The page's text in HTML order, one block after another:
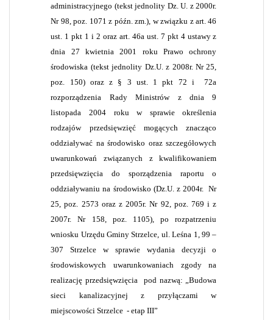
administracyjnego (tekst jednolity Dz. U. z 2000r.
Nr 98, poz. 1071 z późn. zm.), w związku z art. 46
ust. 1 pkt 1 i 2 oraz art. 46a ust. 7 pkt 4 ustawy z
dnia 27 kwietnia 2001 roku Prawo ochrony
środowiska (tekst jednolity Dz.U. z 2008r. Nr 25,
poz. 150) oraz z § 3 ust. 1 pkt 72 i
72a
rozporządzenia Rady Ministrów z dnia 9
listopada 2004 roku w sprawie określenia
rodzajów przedsięwzięć mogących znacząco
oddziaływać na środowisko oraz szczegółowych
uwarunkowań związanych z kwalifikowaniem
przedsięwzięcia do sporządzenia raportu o
oddziaływaniu na środowisko (Dz.U. z 2004r.
Nr
25, poz. 2573 oraz z 2005r. Nr 92, poz. 769 i z
2007r. Nr 158, poz. 1105), po rozpatrzeniu
wniosku Urzędu Gminy Strzelce, ul. Leśna 1, 99 –
307 Strzelce w sprawie wydania decyzji o
środowiskowych uwarunkowaniach zgody na
realizację przedsięwzięcia
pod nazwą: „Budowa
sieci kanalizacyjnej z przyłączami w
miejscowości Strzelce - etap III”